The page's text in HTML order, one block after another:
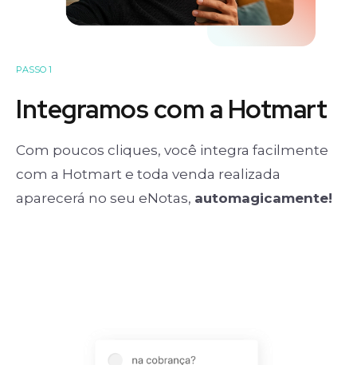
PASSO 1
Integramos com a Hotmart
Com poucos cliques, você integra facilmente
com a Hotmart e toda venda realizada
aparecerá no seu eNotas, automagicamente!